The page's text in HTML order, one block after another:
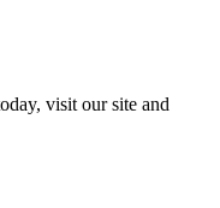
visit our site and